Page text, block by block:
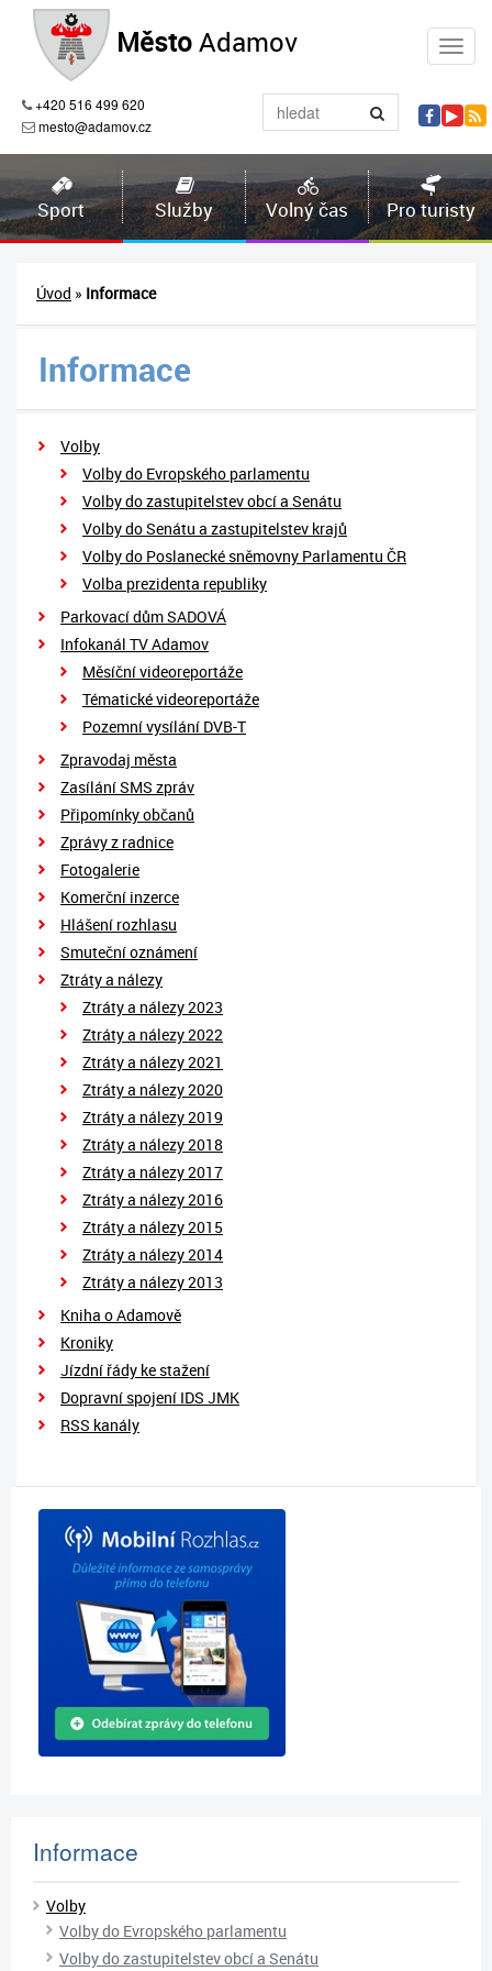
MěstoAdamov
+420 516 499 620
mesto@adamov.cz
Sport Služby Volný čas Pro turisty
Úvod » Informace
Informace
Volby
Volby do Evropského parlamentu
Volby do zastupitelstev obcí a Senátu
Volby do Senátu a zastupitelstev krajů
Volby do Poslanecké sněmovny Parlamentu ČR
Volba prezidenta republiky
Parkovací dům SADOVÁ
Infokanál TV Adamov
Měsíční videoreportáže
Tématické videoreportáže
Pozemní vysílání DVB-T
Zpravodaj města
Zasílání SMS zpráv
Připomínky občanů
Zprávy z radnice
Fotogalerie
Komerční inzerce
Hlášení rozhlasu
Smuteční oznámení
Ztráty a nálezy
Ztráty a nálezy 2023
Ztráty a nálezy 2022
Ztráty a nálezy 2021
Ztráty a nálezy 2020
Ztráty a nálezy 2019
Ztráty a nálezy 2018
Ztráty a nálezy 2017
Ztráty a nálezy 2016
Ztráty a nálezy 2015
Ztráty a nálezy 2014
Ztráty a nálezy 2013
Kniha o Adamově
Kroniky
Jízdní řády ke stažení
Dopravní spojení IDS JMK
RSS kanály
Informace
Volby
Volby do Evropského parlamentu
Volby do zastupitelstev obcí a Senátu